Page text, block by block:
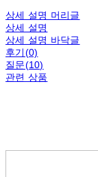
상세 설명 머리글
상세 설명
상세 설명 바닥글
후기(0)
질문(10)
관련 상품